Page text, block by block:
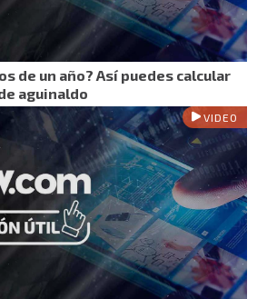
de un año? Así puedes calcular
aguinaldo
VIDEO